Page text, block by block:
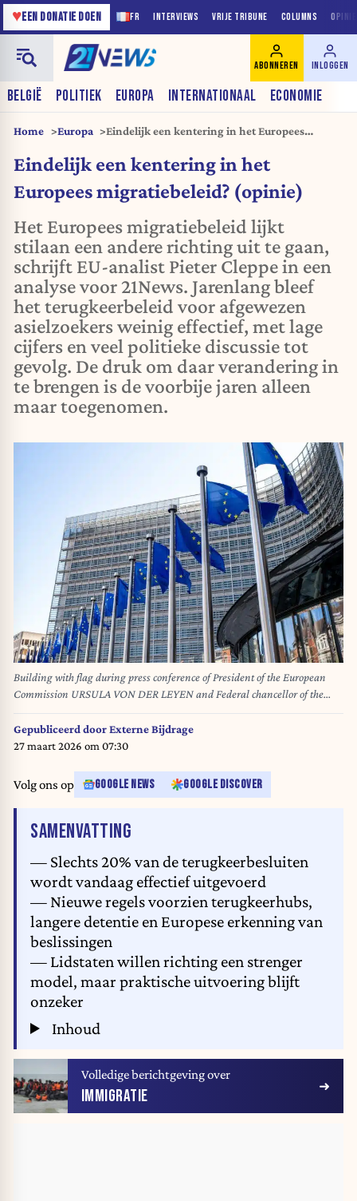
FR INTERVIEWS VRIJE TRIBUNE COLUMNS
♥EEN DONATIE DOEN
BELGIË POLITIEK EUROPA INTERNATIONAAL ECONOMIE
ABONNEREN INLOGGEN
Home Europa
Eindelijk een kentering in het Europees
Eindelijk een kentering in het
Europees migratiebeleid? (opinie)
Het Europees migratiebeleid lijkt
stilaan een andere richting uit te gaan,
schrijft EU-analist Pieter Cleppe in een
analyse voor 21News. Jarenlang bleef
het terugkeerbeleid voor afgewezen
asielzoekers weinig effectief, met lage
cijfers en veel politieke discussie tot
gevolg. De druk om daar verandering in
te brengen is de voorbije jaren alleen
maar toegenomen.
Building with flag during press conference of President of the European
Commission URSULA VON DER LEYEN and Federal chancellor of the
Federal Republic of Germany (Bundeskanzler) Friedrich Merz following
their meeting in the Berlaymont the headquarters of the European
Commission an institution of the European Union in Brussels in Belgium
de la Presidente de la Commission Europeenne URSULA VON DER
LEYEN et du Chancelier federal d Allemagne (Bundeskanzler) Friedrich
Merz suite a leur rencontre au Berlaymont le siege de la Commission
Europeenne institution de l Union Europeenne a Bruxelles en Belgique le
Gepubliceerd doorExterne Bijdrage
27 maart 2026 om 07:30
Volg ons op GOOGLE NEWS GOOGLE DISCOVER
SAMENVATTING
— Slechts 20% van de terugkeerbesluiten
wordt vandaag effectief uitgevoerd
— Nieuwe regels voorzien terugkeerhubs,
langere detentie en Europese erkenning van
beslissingen
— Lidstaten willen richting een strenger
model, maar praktische uitvoering blijft
onzeker
Inhoud
Volledige berichtgeving over
IMMIGRATIE